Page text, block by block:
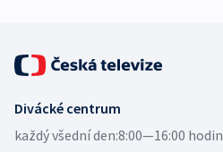
Divácké centrum
každý všední den:8:00—16:00 hodin